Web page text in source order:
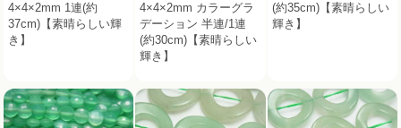
4×4×2mm 1連(約
37cm)【素晴らしい輝
き】
4×4×2mm カラーグラ
デーション 半連/1連
(約30cm)【素晴らしい
輝き】
(約35cm)【素晴らしい
輝き】